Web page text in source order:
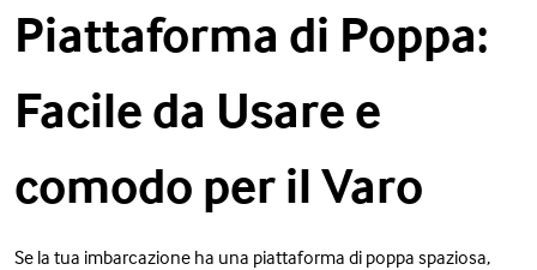
Piattaforma di Poppa:
Facile da Usare e
comodo per il Varo
Se la tua imbarcazione ha una piattaforma di poppa spaziosa,